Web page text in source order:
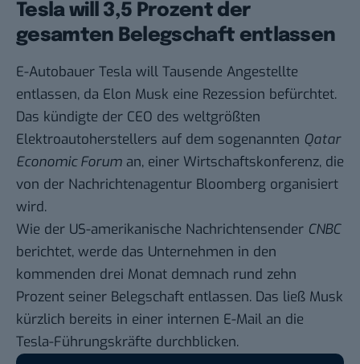
Tesla will 3,5 Prozent der
gesamten Belegschaft entlassen
E-Autobauer Tesla will Tausende Angestellte
entlassen, da Elon Musk eine Rezession befürchtet.
Das kündigte der CEO des weltgrößten
Elektroautoherstellers auf dem sogenannten Qatar
Economic Forum an, einer Wirtschaftskonferenz, die
von der Nachrichtenagentur Bloomberg organisiert
wird.
Wie der US-amerikanische Nachrichtensender CNBC
berichtet, werde das Unternehmen in den
kommenden drei Monat demnach rund zehn
Prozent seiner Belegschaft entlassen. Das ließ Musk
kürzlich bereits in einer internen E-Mail an die
Tesla-Führungskräfte durchblicken.